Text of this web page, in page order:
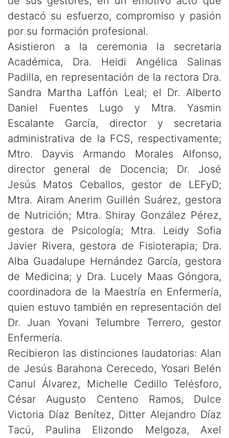
destacó su esfuerzo, compromiso y pasión
por su formación profesional.
Asistieron a la ceremonia la secretaria
Académica, Dra. Heidi Angélica Salinas
Padilla, en representación de la rectora Dra.
Sandra Martha Laffón Leal; el Dr. Alberto
Daniel Fuentes Lugo y Mtra. Yasmin
Escalante García, director y secretaria
administrativa de la FCS, respectivamente;
Mtro. Dayvis Armando Morales Alfonso,
director general de Docencia; Dr. José
Jesús Matos Ceballos, gestor de LEFyD;
Mtra. Airam Anerim Guillén Suárez, gestora
de Nutrición; Mtra. Shiray González Pérez,
gestora de Psicología; Mtra. Leidy Sofia
Javier Rivera, gestora de Fisioterapia; Dra.
Alba Guadalupe Hernández García, gestora
de Medicina; y Dra. Lucely Maas Góngora,
coordinadora de la Maestría en Enfermería,
quien estuvo también en representación del
Dr. Juan Yovani Telumbre Terrero, gestor
Enfermería.
Recibieron las distinciones laudatorias: Alan
de Jesús Barahona Cerecedo, Yosari Belén
Canul Álvarez, Michelle Cedillo Telésforo,
César Augusto Centeno Ramos, Dulce
Victoria Díaz Benítez, Ditter Alejandro Díaz
Tacú, Paulina Elizondo Melgoza, Axel